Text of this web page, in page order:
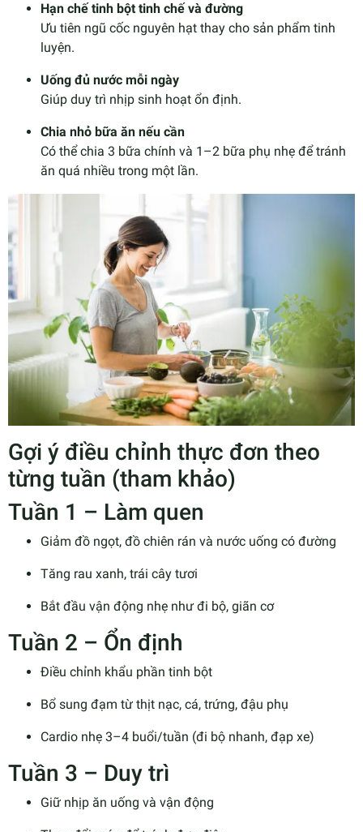
Hạn chế tinh bột tinh chế và đường
Ưu tiên ngũ cốc nguyên hạt thay cho sản phẩm tinh
luyện.
Uống đủ nước mỗi ngày
Giúp duy trì nhịp sinh hoạt ổn định.
Chia nhỏ bữa ăn nếu cần
Có thể chia 3 bữa chính và 1–2 bữa phụ nhẹ để tránh
ăn quá nhiều trong một lần.
Gợi ý điều chỉnh thực đơn theo
từng tuần (tham khảo)
Tuần 1 – Làm quen
Giảm đồ ngọt, đồ chiên rán và nước uống có đường
Tăng rau xanh, trái cây tươi
Bắt đầu vận động nhẹ như đi bộ, giãn cơ
Tuần 2 – Ổn định
Điều chỉnh khẩu phần tinh bột
Bổ sung đạm từ thịt nạc, cá, trứng, đậu phụ
Cardio nhẹ 3–4 buổi/tuần (đi bộ nhanh, đạp xe)
Tuần 3 – Duy trì
Giữ nhịp ăn uống và vận động